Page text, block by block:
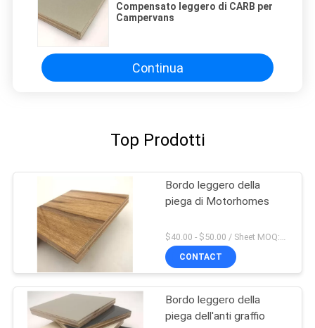
Compensato leggero di CARB per
Campervans
Continua
Top Prodotti
Bordo leggero della
piega di Motorhomes
$40.00 - $50.00 / Sheet MOQ:50,0 strato/strati
CONTACT
Bordo leggero della
piega dell'anti graffio